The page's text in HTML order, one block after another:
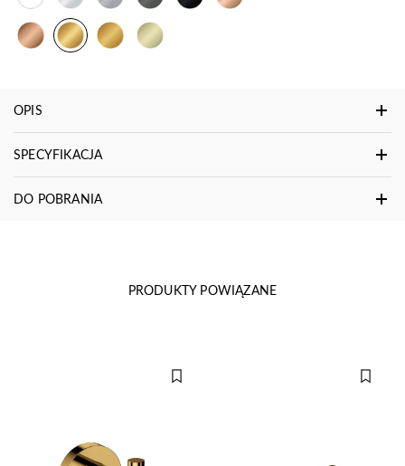
OPIS
SPECYFIKACJA
DO POBRANIA
PRODUKTY POWIĄZANE